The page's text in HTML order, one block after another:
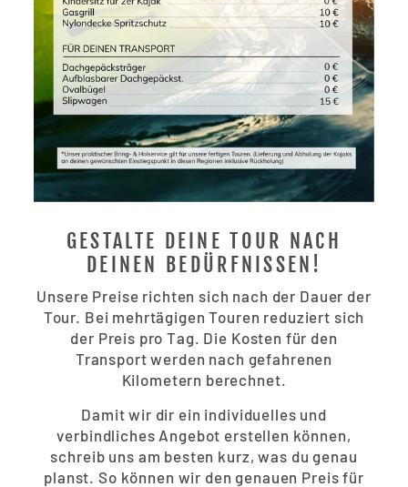
GESTALTE DEINE TOUR NACH
DEINEN BEDÜRFNISSEN!
Unsere Preise richten sich nach der Dauer der
Tour. Bei mehrtägigen Touren reduziert sich
der Preis pro Tag. Die Kosten für den
Transport werden nach gefahrenen
Kilometern berechnet.
Damit wir dir ein individuelles und
verbindliches Angebot erstellen können,
schreib uns am besten kurz, was du genau
planst. So können wir den genauen Preis für